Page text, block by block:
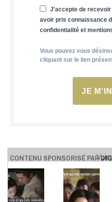
J'accepte de
avoir pris connaissance
confidentialité et
Vous pouvez vous
cliquant sur le lien
JE
CONTENU SPONSORISÉ PARVoir